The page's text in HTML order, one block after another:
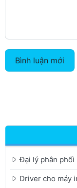
Bình luận mới
Đại lý phân phối
Driver cho máy